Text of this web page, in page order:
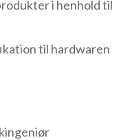
i henhold til
til hardwaren